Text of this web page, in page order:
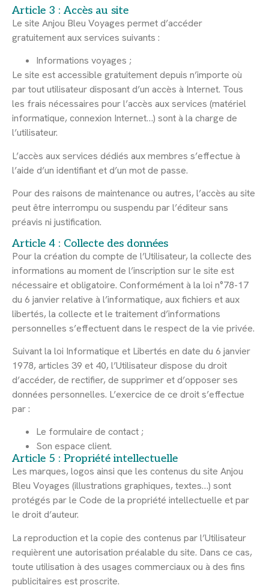
Article 3 : Accès au site
Le site Anjou Bleu Voyages permet d’accéder
gratuitement aux services suivants :
Informations voyages ;
Le site est accessible gratuitement depuis n’importe où
par tout utilisateur disposant d’un accès à Internet. Tous
les frais nécessaires pour l’accès aux services (matériel
informatique, connexion Internet…) sont à la charge de
l’utilisateur.
L’accès aux services dédiés aux membres s’effectue à
l’aide d’un identifiant et d’un mot de passe.
Pour des raisons de maintenance ou autres, l’accès au site
peut être interrompu ou suspendu par l’éditeur sans
préavis ni justification.
Article 4 : Collecte des données
Pour la création du compte de l’Utilisateur, la collecte des
informations au moment de l’inscription sur le site est
nécessaire et obligatoire. Conformément à la loi n°78-17
du 6 janvier relative à l’informatique, aux fichiers et aux
libertés, la collecte et le traitement d’informations
personnelles s’effectuent dans le respect de la vie privée.
Suivant la loi Informatique et Libertés en date du 6 janvier
1978, articles 39 et 40, l’Utilisateur dispose du droit
d’accéder, de rectifier, de supprimer et d’opposer ses
données personnelles. L’exercice de ce droit s’effectue
par :
Le formulaire de contact ;
Son espace client.
Article 5 : Propriété intellectuelle
Les marques, logos ainsi que les contenus du site Anjou
Bleu Voyages (illustrations graphiques, textes…) sont
protégés par le Code de la propriété intellectuelle et par
le droit d’auteur.
La reproduction et la copie des contenus par l’Utilisateur
requièrent une autorisation préalable du site. Dans ce cas,
toute utilisation à des usages commerciaux ou à des fins
publicitaires est proscrite.